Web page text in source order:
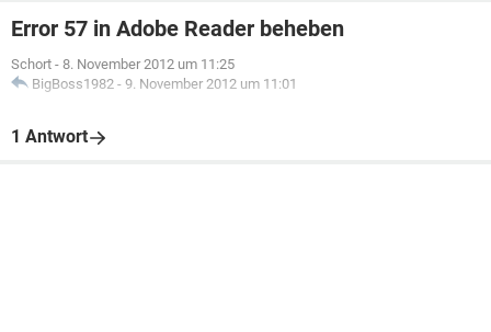
Error 57 in Adobe Reader beheben
Schort - 8. November 2012 um 11:25
BigBoss1982 - 9. November 2012 um 11:01
1 Antwort